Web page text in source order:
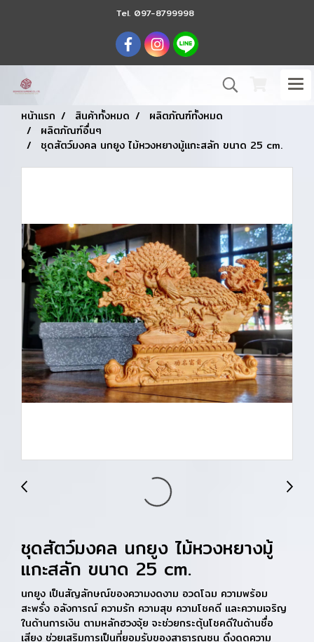
Tel. 097-8799998
หน้าแรก สินค้าทั้งหมด
ผลิตภัณฑ์ทั้งหมด
ผลิตภัณฑ์อื่นๆ
ชุดสัตว์มงคล นกยูง ไม้หวงหยางมู้แกะสลัก ขนาด 25 cm.
ชุดสัตว์มงคล นกยูง ไม้หวงหยางมู้
แกะสลัก ขนาด 25 cm.
นกยูง เป็นสัญลักษณ์ของความงดงาม อวดโฉม ความพร้อม
สะพรั่ง อลังการณ์ ความรัก ความสุข ความโชคดี และความเจริญ
ในด้านการเงิน ตามหลักฮวงจุ้ย จะช่วยกระตุ้นโชคดีในด้านชื่อ
เสียง ช่วยเสริมการเป็นที่ยอมรับของสาธารณชน ดึงดูดความ